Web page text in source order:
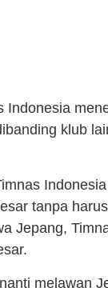
Indonesia
klub
tanpa
Jepang,
melawan